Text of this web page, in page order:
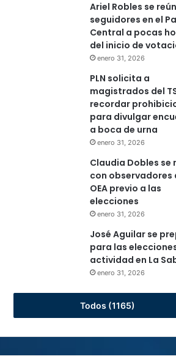
Ariel Robles se
seguidores en el
Central a pocas
del inicio de
enero 31, 2026
PLN solicita a
magistrados del
recordar
para divulgar
a boca de urna
enero 31, 2026
Claudia Dobles se
con observadores
OEA previo a las
elecciones
enero 31, 2026
José Aguilar se
para las
actividad en La
enero 31, 2026
Todos (1165)